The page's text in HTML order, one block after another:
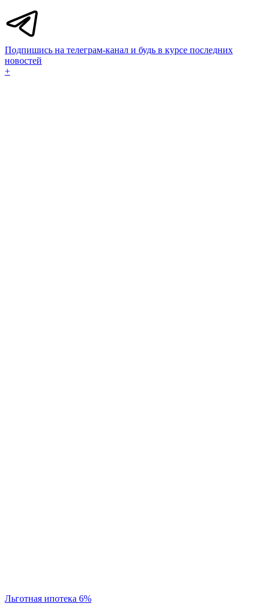
Подпишись на телеграм-канал и будь в курсе последних
новостей
+
Льготная ипотека 6%